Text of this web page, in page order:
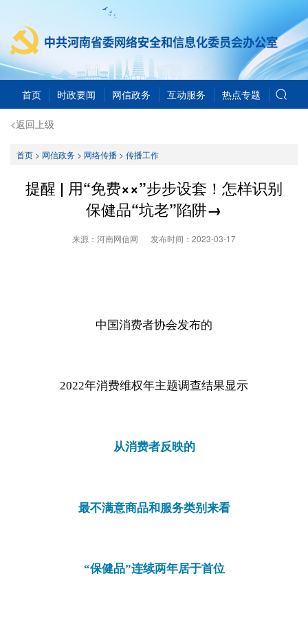
首页 时政要闻 网信政务 互动服务 热点专题
<返回上级
首页> 网信政务> 网络传播> 传播工作
提醒 | 用“免费××”步步设套！怎样识别
保健品“坑老”陷阱→
来源：河南网信网 发布时间： 2023-03-17
中国消费者协会发布的
2022年消费维权年主题调查结果显示
从消费者反映的
最不满意商品和服务类别来看
“保健品”连续两年居于首位